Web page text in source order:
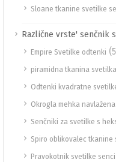
Sloane tkanine svetilke
Različne vrste' senčnik
Empire Svetilke odtenki
piramidna tkanina
Odtenki kvadratne
Okrogla mehka
Senčniki za svetilke s
Spiro oblikovalec tkanine
Pravokotnik svetilke senci